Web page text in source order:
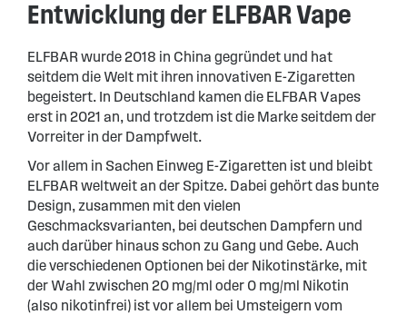
Entwicklung der ELFBAR Vape
ELFBAR wurde 2018 in China gegründet und hat
seitdem die Welt mit ihren innovativen E-Zigaretten
begeistert. In Deutschland kamen die ELFBAR Vapes
erst in 2021 an, und trotzdem ist die Marke seitdem der
Vorreiter in der Dampfwelt.
Vor allem in Sachen Einweg E-Zigaretten ist und bleibt
ELFBAR weltweit an der Spitze. Dabei gehört das bunte
Design, zusammen mit den vielen
Geschmacksvarianten, bei deutschen Dampfern und
auch darüber hinaus schon zu Gang und Gebe. Auch
die verschiedenen Optionen bei der Nikotinstärke, mit
der Wahl zwischen 20 mg/ml oder 0 mg/ml Nikotin
(also nikotinfrei) ist vor allem bei Umsteigern vom